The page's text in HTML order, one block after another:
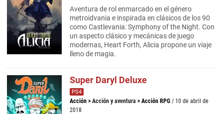
Aventura de rol enmarcado en el género
metroidvania e inspirada en clásicos de los 90
como Castlevania: Symphony of the Night. Con
un aspecto clásico y mecánicas de juego
modernas, Heart Forth, Alicia propone un viaje
lleno de magia.
Super Daryl Deluxe
PS4
Acción > Acción y aventura > Acción RPG / 10 de abril de
2018